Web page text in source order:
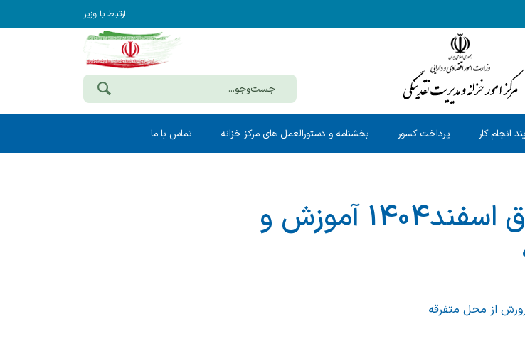
ارتباط با وزیر
انجام کار پرداخت کسور بخشنامه و دستورالعمل های مرکز خزانه تماس با ما
کسور بازنشستگی حقوق اسفند1404 آموزش و